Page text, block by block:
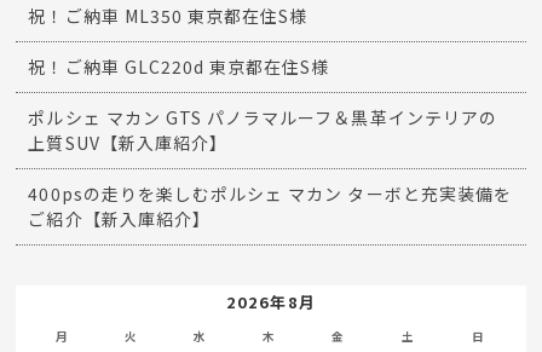
祝！ご納車 ML350 東京都在住S様
祝！ご納車 GLC220d 東京都在住S様
ポルシェ マカン GTS パノラマルーフ＆黒革インテリアの
上質SUV【新入庫紹介】
400psの走りを楽しむポルシェ マカン ターボと充実装備を
ご紹介【新入庫紹介】
2026年8月
月 火 水 木 金 土 日